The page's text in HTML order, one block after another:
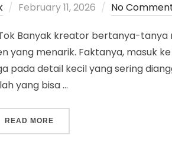
February 11, 2026 No
Banyak kreator bertanya-
yang menarik. Faktanya, masuk
pada detail kecil yang sering
yang bisa …
READ MORE